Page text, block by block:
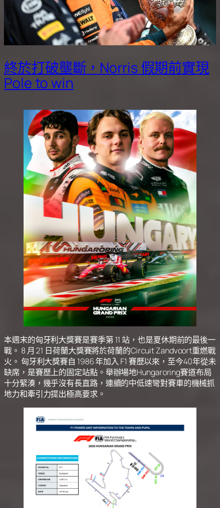
終於打破壟斷，Norris 假期前實現
Pole to win
本週末的匈牙利大獎賽是賽季第 11 站，也是夏休期前的最後一
戰。 8 月 21 日荷蘭大獎賽將於荷蘭的Circuit Zandvoort重燃戰
火。 匈牙利大獎賽自 1986 年加入 F1 賽歷以來，至今40年從未
缺席，是賽歷上的固定站點。舉辦場地Hungaroring賽道布局
十分緊湊，幾乎沒有長直路，連續的中低速彎對賽車的機械抓
地力和牽引力提出極高要求。